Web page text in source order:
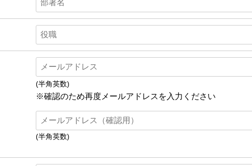
(半角英数)
※確認のため再度メールアドレスを入力ください
(半角英数)